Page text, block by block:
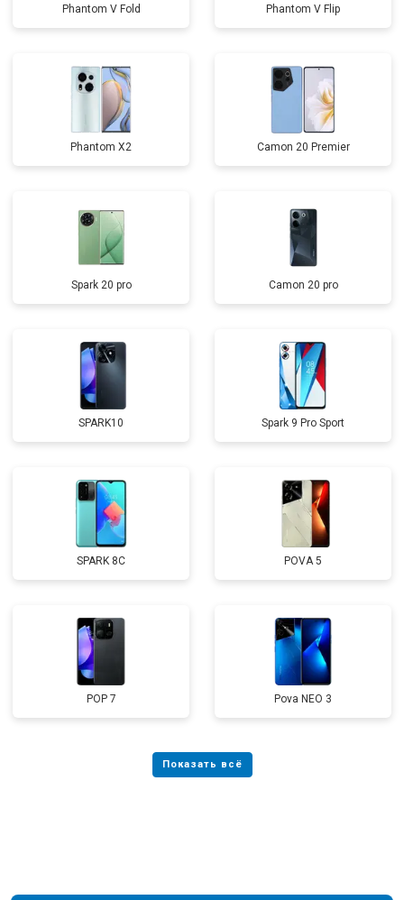
Phantom V Fold Phantom V Flip
Phantom X2 Camon 20 Premier
Spark 20 pro Camon 20 pro
SPARK10 Spark 9 Pro Sport
SPARK 8C POVA 5
POP 7 Pova NEO 3